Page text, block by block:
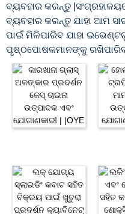
ବ୍ୟବହାର କରନ୍ତୁ
ବ୍ୟବହାର କରନ୍ତୁ ଯାହା ଆମ
ପାଇଁ ମିଳିପାରିବ ଯାହା
ପୃଷ୍ଠପୋଷକମାନଙ୍କୁ ରଖିପାରିବ